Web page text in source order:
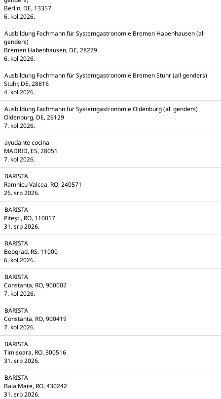
Berlin, DE, 13357
6. kol 2026.
Ausbildung Fachmann für Systemgastronomie Bremen Habenhausen (all
genders)
Bremen Habenhausen, DE, 28279
6. kol 2026.
Ausbildung Fachmann für Systemgastronomie Bremen Stuhr (all genders)
Stuhr, DE, 28816
4. kol 2026.
Ausbildung Fachmann für Systemgastronomie Oldenburg (all genders)
Oldenburg, DE, 26129
7. kol 2026.
ayudante cocina
MADRID, ES, 28051
7. kol 2026.
BARISTA
Ramnicu Valcea, RO, 240571
26. srp 2026.
BARISTA
Pitești, RO, 110017
31. srp 2026.
BARISTA
Beograd, RS, 11000
6. kol 2026.
BARISTA
Constanta, RO, 900002
7. kol 2026.
BARISTA
Constanta, RO, 900419
7. kol 2026.
BARISTA
Timisoara, RO, 300516
31. srp 2026.
BARISTA
Baia Mare, RO, 430242
31. srp 2026.